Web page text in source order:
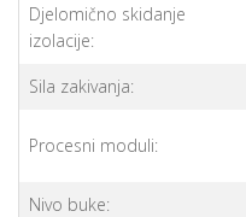
Djelomično skidanje
izolacije:
Sila zakivanja:
Procesni moduli:
Nivo buke: